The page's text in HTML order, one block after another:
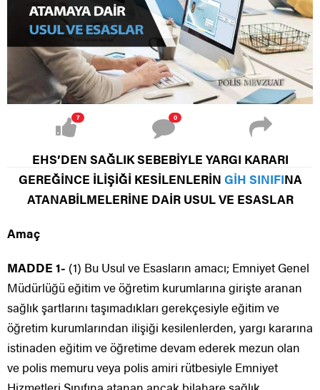
7 0
EHS’DEN SAĞLIK SEBEBİYLE YARGI KARARI
GEREĞİNCE İLİŞİĞİ KESİLENLERİN GİH SINIFINA
ATANABİLMELERİNE DAİR USUL VE ESASLAR
Amaç
MADDE 1- (1) Bu Usul ve Esasların amacı; Emniyet Genel
Müdürlüğü eğitim ve öğretim kurumlarına girişte aranan
sağlık şartlarını taşımadıkları gerekçesiyle eğitim ve
öğretim kurumlarından ilişiği kesilenlerden, yargı kararına
istinaden eğitim ve öğretime devam ederek mezun olan
ve polis memuru veya polis amiri rütbesiyle Emniyet